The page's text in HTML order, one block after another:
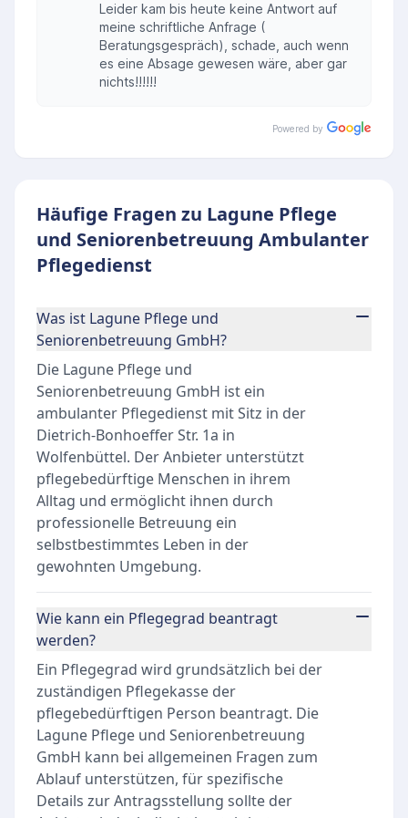
Leider kam bis heute keine Antwort auf
meine schriftliche Anfrage (
Beratungsgespräch), schade, auch wenn
es eine Absage gewesen wäre, aber gar
nichts!!!!!!
Powered by
Häufige Fragen zu Lagune Pflege
und Seniorenbetreuung Ambulanter
Pflegedienst
Was ist Lagune Pflege und
Seniorenbetreuung GmbH?
Die Lagune Pflege und
Seniorenbetreuung GmbH ist ein
ambulanter Pflegedienst mit Sitz in der
Dietrich-Bonhoeffer Str. 1a in
Wolfenbüttel. Der Anbieter unterstützt
pflegebedürftige Menschen in ihrem
Alltag und ermöglicht ihnen durch
professionelle Betreuung ein
selbstbestimmtes Leben in der
gewohnten Umgebung.
Wie kann ein Pflegegrad beantragt
werden?
Ein Pflegegrad wird grundsätzlich bei der
zuständigen Pflegekasse der
pflegebedürftigen Person beantragt. Die
Lagune Pflege und Seniorenbetreuung
GmbH kann bei allgemeinen Fragen zum
Ablauf unterstützen, für spezifische
Details zur Antragsstellung sollte der